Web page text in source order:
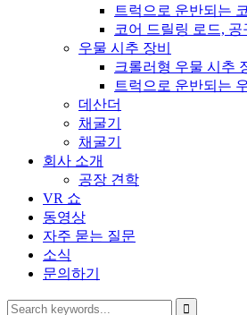
트럭으로 운반되는
코어 드릴링 로드, 공
우물 시추 장비
크롤러형 우물 시추
트럭으로 운반되는
데산더
채굴기
채굴기
회사 소개
공장 견학
VR 쇼
동영상
자주 묻는 질문
소식
문의하기